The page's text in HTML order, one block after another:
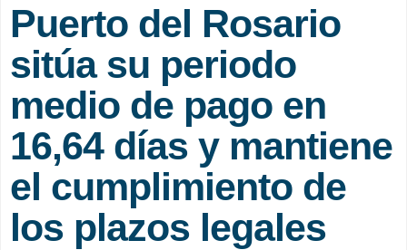
Puerto del Rosario
sitúa su periodo
medio de pago en
16,64 días y mantiene
el cumplimiento de
los plazos legales